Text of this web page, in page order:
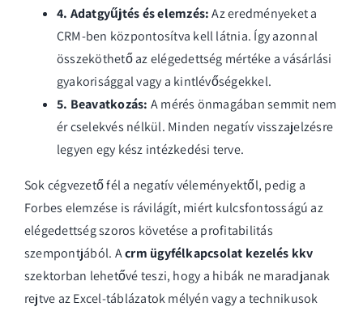
4. Adatgyűjtés és elemzés:Az eredményeket a
CRM-ben központosítva kell látnia. Így azonnal
összeköthető az elégedettség mértéke a vásárlási
gyakorisággal vagy a kintlévőségekkel.
5. Beavatkozás: A mérés önmagában semmit nem
ér cselekvés nélkül. Minden negatív visszajelzésre
legyen egy kész intézkedési terve.
Sok cégvezető fél a negatív véleményektől, pedig a
Forbes elemzése is rávilágít, miért kulcsfontosságú az
elégedettség szoros követése a profitabilitás
szempontjából. Acrm ügyfélkapcsolat kezelés kkv
szektorban lehetővé teszi, hogy a hibák ne maradjanak
rejtve az Excel-táblázatok mélyén vagy a technikusok